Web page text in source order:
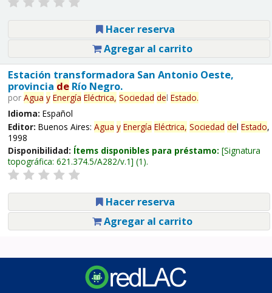
Hacer reserva
Agregar al carrito
Estación transformadora San Antonio Oeste,
provincia deRío Negro.
por Agua y Energía Eléctrica, Sociedad del Estado.
Idioma: Español
Editor: Buenos Aires: Agua y Energía Eléctrica, Sociedad del Estado,
1998
Disponibilidad: Ítems disponibles para préstamo: Signatura
topográfica: 621.374.5/A282/v.1 (1).
Hacer reserva
Agregar al carrito